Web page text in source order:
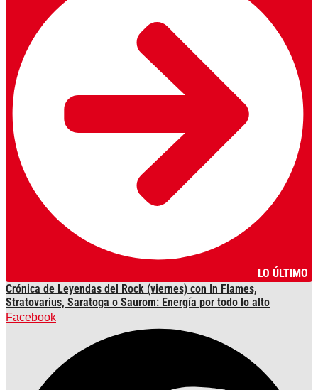
LO ÚLTIMO
Crónica de Leyendas del Rock (viernes) con In Flames,
Stratovarius, Saratoga o Saurom: Energía por todo lo alto
Facebook